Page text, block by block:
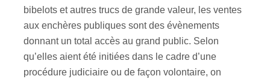
bibelots et autres trucs de grande valeur, les ventes
aux enchères publiques sont des évènements
donnant un total accès au grand public. Selon
qu’elles aient été initiées dans le cadre d’une
procédure judiciaire ou de façon volontaire, on